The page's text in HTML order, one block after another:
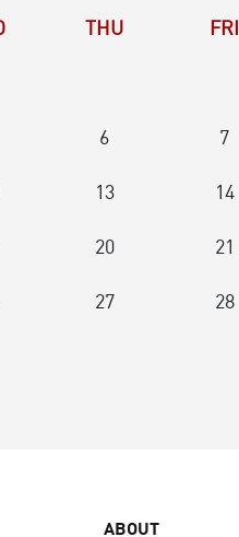
THU FRI
6 7
13 14
20 21
27 28
ABOUT